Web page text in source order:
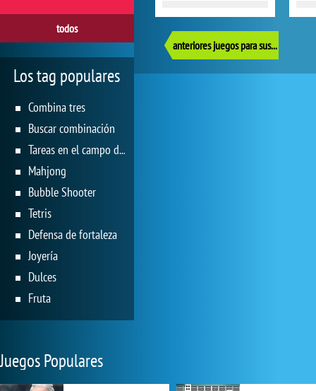
anteriores juegos para sus reflejos
todos
Los tag populares
Combina tres
Buscar combinación
Tareas en el campo de juego
Mahjong
Bubble Shooter
Tetris
Defensa de fortaleza
Joyería
Dulces
Fruta
Juegos Populares